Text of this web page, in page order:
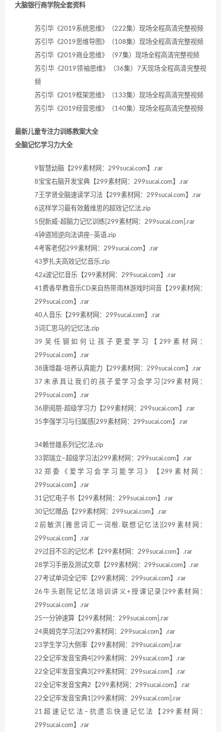
大脑银行商学院全套资料
苏引华《2019系统思维》（222集）现场全程高清完整视频
苏引华《2019思维导图》（108集）现场全程高清完整视频
苏引华《2019商业思维》（97集）现场全程高清完整视频
苏引华《2019领袖思维》（36集）7天现场全程高清完整视
频
苏引华《2019框架思维》（133集）现场全程高清完整视频
苏引华《2019经营思维》（140集）现场全程高清完整视频
最新儿童专注力训练教案大全
全脑记忆学习力大全
9智慧幼脑【299素材网：299sucai.com】.rar
8宝宝右脑开发宝典【299素材网：299sucai.com】.rar
7王学贤全脑速读学习法【299素材网：299sucai.com】.rar
6这样学习最有效戴维思的超效记忆法.zip
5倪新威-超脑力记忆训练[299素材网：299sucai.com].rar
4钟道旭逆向法讲座–英语.zip
4考客老倪[299素材网：299sucai.com】.rar
43罗扎夫高效记忆音乐.zip
42a波记忆音乐【299素材网：299sucai.com】.rar
41费香早教音乐CD来自热带雨林游戏时间音【299素材网：
299sucai.com】.rar
40人音乐【299素材网：299sucai.com】.rar
3词汇思马的记忆法.zip
39吴任钢如何让孩子更爱学习【299素材网：
299sucai.com】.rar
38唐增磊-培养认真能力【299素材网：299sucai.com】.rar
37未承具让我们的孩子爱学习会学习[299素材网：
299sucai.com】.rar
36廖阅朋-超级学习力【299素材网：299sucai.com】.rar
35李强学习与归属感[299素材网：299sucai.com】.rar
34赖世雄系列记忆法.zip
33郭瑞立–超级学习法[299素材网：299sucai.com】.rar
32郑委《爱学习会学习能学习》【299素材网：
299sucai.com】.rar
31记忆电子书【299素材网：299sucai.com】.rar
30记忆赠品【299素材网：299sucai.com】.rar
2前敏洪[雅思词汇一词根.联想记忆法][299素材网：
299sucai.com】.rar
29过目不忘的记忆术【299素材网：299sucai.com】.rar
28学习手册及测试文章【299素材网：299sucai.com】.rar
27考试单词全记牢【299素材网：299sucai.com】.rar
26牛头剧院记忆法培训讲义+授课记录[299素材网：
299sucai.com】.rar
25一分钟速算【299素材网：299sucai.com].rar
24奥姆克学习法[299素材网：299sucai.com】.rar
23学生学习大侧率【299素材网：299sucai.com].rar
22全记牢发音宝典4[299素材网：299sucai.com】.rar
22全记牢发音宝典3[299素材网：299sucai.com】.rar
22全记牢发音宝典2【299素材网：299sucai.com】.rar
22全记牢发音宝典1[299素材网：299sucai.com].rar
21超速记忆法–抗遗忘快速记忆法【299素材网：
299sucai.com】.rar